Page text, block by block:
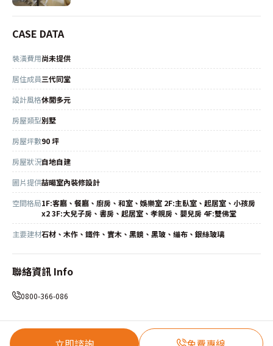
CASE DATA
裝潢費用尚未提供
居住成員三代同堂
設計風格休閒多元
房屋類型別墅
房屋坪數90 坪
房屋狀況自地自建
圖片提供喆暘室內裝修設計
空間格局1F:客廳、餐廳、廚房、和室、娛樂室 2F:主臥室、起居室、小孩房
x2 3F:大兒子房、書房、起居室、孝親房、嬰兒房 4F:雙佛堂
主要建材石材、木作、鐵件、實木、黑鏡、黑玻、繃布、銀絲玻璃
聯絡資訊 Info
0800-366-086